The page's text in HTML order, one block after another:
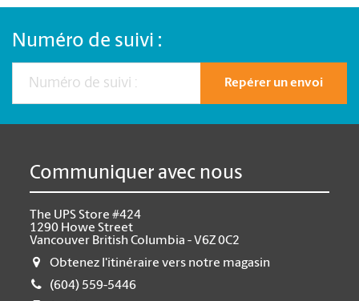
Numéro de suivi :
Repérer un envoi
Communiquer avec nous
The UPS Store #424
1290 Howe Street
Vancouver British Columbia - V6Z 0C2
Obtenez l'itinéraire vers notre magasin
(604) 559-5446